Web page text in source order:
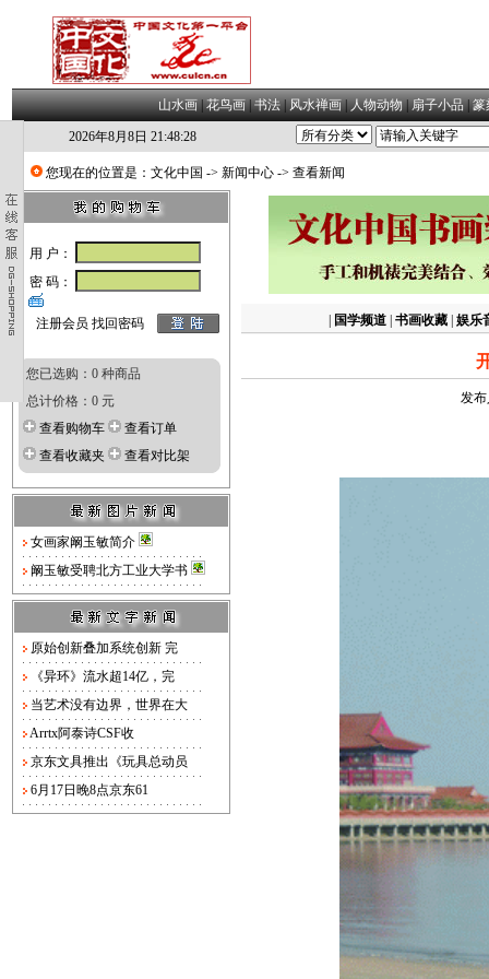
山水画|花鸟画|书法|风水禅画|人物动物|扇子小品|篆
2026年8月8日 21:48:29
您现在的位置是： 文化中国 -> 新闻中心 -> 查看新闻
用 户：
密 码：
注册会员 找回密码
您已选购：0 种商品
总计价格：0 元
查看购物车
查看订单
查看收藏夹
查看对比架
女画家阚玉敏简介
阚玉敏受聘北方工业大学书
原始创新叠加系统创新 完
《异环》流水超14亿，完
当艺术没有边界，世界在大
Arrtx阿泰诗CSF收
京东文具推出《玩具总动员
6月17日晚8点京东61
国学频道 书画收藏 娱乐
发布